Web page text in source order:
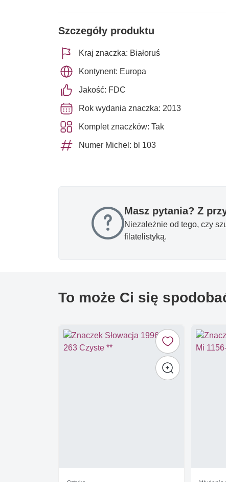
Szczegóły produktu
Kraj znaczka: Białoruś
Kontynent: Europa
Jakość: FDC
Rok wydania znaczka: 2013
Komplet znaczków: Tak
Numer Michel: bl 103
Masz pytania? Z
Niezależnie od tego, czy
filatelistyką.
To może Ci się